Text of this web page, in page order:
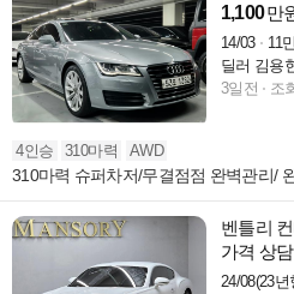
1,100만
14/03 11
딜러 김용
3일전
조
4인승 310마력 AWD
310마력 슈퍼차저/무결점점 완벽관리/
벤틀리
가격 상담
24/08(23년